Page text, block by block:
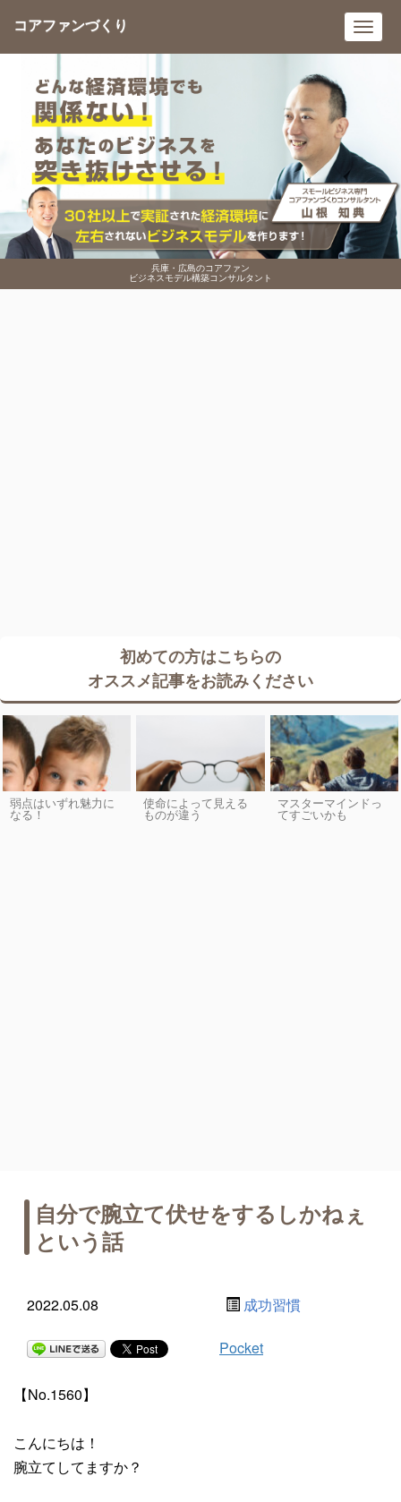
兵庫・広島のコアファン
ビジネスモデル構築コンサルタント
コアファンづくり
初めての方はこちらの
オススメ記事をお読みください
弱点はいずれ魅力に
なる！
使命によって見える
ものが違う
マスターマインドっ
てすごいかも
自分で腕立て伏せをするしかねぇ
という話
2022.05.08 成功習慣
Pocket
【No.1560】
こんにちは！
腕立てしてますか？